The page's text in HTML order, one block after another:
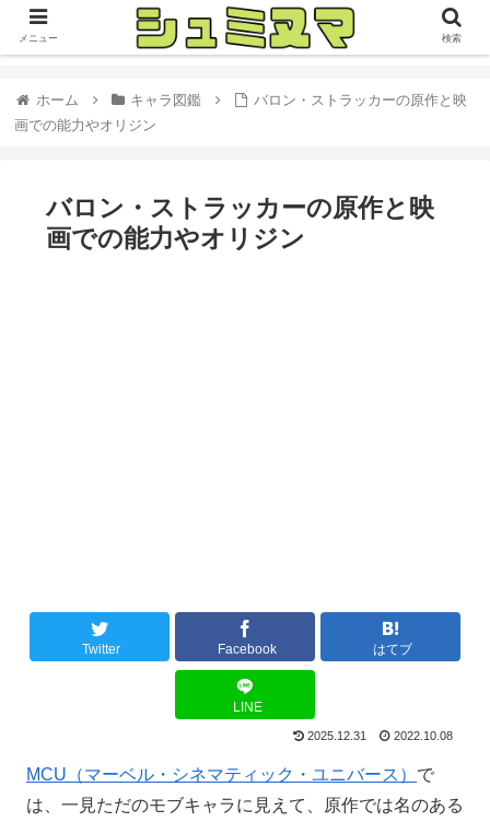
ホーム キャラ図鑑
バロン・ストラッカーの原作と映
画での能力やオリジン
バロン・ストラッカーの原作と映
画での能力やオリジン
Twitter Facebook はてブ
LINE
2025.12.31 2022.10.08
MCU（マーベル・シネマティック・ユニバース） で
は、一見ただのモブキャラに見えて、原作では名のある
メニュー 検索